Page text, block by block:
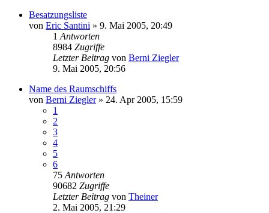
Besatzungsliste
von Eric Santini » 9. Mai 2005, 20:49
1 Antworten
8984 Zugriffe
Letzter Beitrag von Berni Ziegler
9. Mai 2005, 20:56
Name des Raumschiffs
von Berni Ziegler» 24. Apr 2005, 15:59
1
2
3
4
5
6
75 Antworten
90682 Zugriffe
Letzter Beitrag von Theiner
2. Mai 2005, 21:29